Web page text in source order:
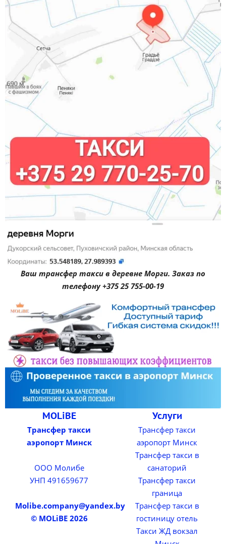
Ваш трансфер такси в деревне Морги. Заказ по
телефону +375 25 755-00-19
MOLiBE
Трансфер такси
аэропорт Минск
ООО Молибе
УНП 491659677
Molibe.company@yandex.by
© MOLiBE 2026
Услуги
Трансфер такси
аэропорт Минск
Трансфер такси в
санаторий
Трансфер такси
граница
Трансфер такси в
гостиницу отель
Такси ЖД вокзал